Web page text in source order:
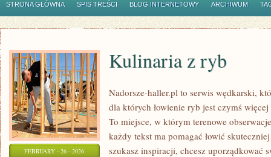
STRONA GŁÓWNA SPIS TREŚCI BLOG INTERNETOWY ARCHIWUM
FEBRUARY - 26 - 2026
Kulinaria z ryb
Nadorsze-haller.pl to serwis wędkarski,
dla których łowienie ryb jest czymś
To miejsce, w którym terenowe
każdy tekst ma pomagać łowić
szukasz inspiracji, chcesz uporządkować